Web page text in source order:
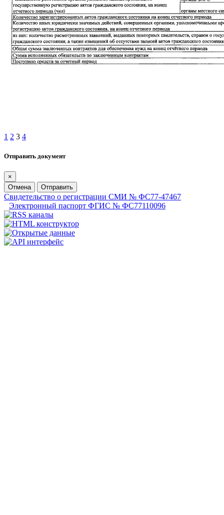
1 2 3 4
Отправить документ
×
Отмена
Отправить
Свидетельство о регистрации СМИ № ФС77-47467
Электронный паспорт ФГИС № ФС77110096